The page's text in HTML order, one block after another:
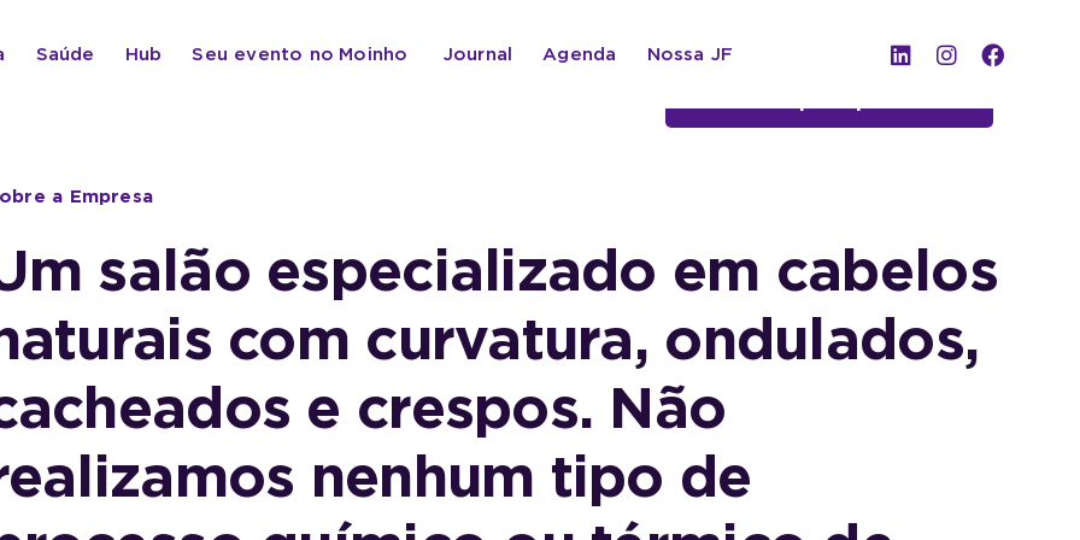
Saúde Hub Seu evento no Moinho Journal Agenda Nossa JF
a Empresa
salão especializado em cabelos
com curvatura, ondulados,
e crespos. Não
nenhum tipo de